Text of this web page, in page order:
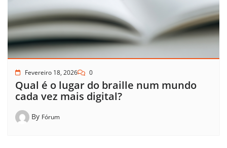
Fevereiro 18, 2026 0
Qual é o lugar do braille num mundo
cada vez mais digital?
By Fórum